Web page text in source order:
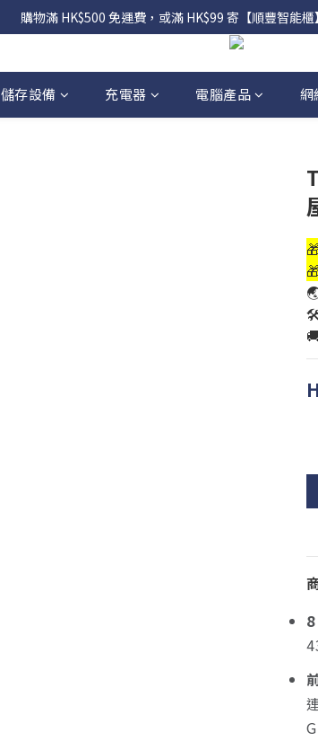
購物滿 HK$500 免運費，或滿 HK$99 寄【順豐智能
儲存設備 充電器 電腦產品 網